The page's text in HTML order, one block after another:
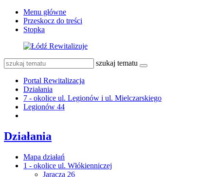
Menu główne
Przeskocz do treści
Stopka
szukaj tematu
Portal Rewitalizacja
Działania
7 - okolice ul. Legionów i ul. Mielczarskiego
Legionów 44
Działania
Mapa działań
1 - okolice ul. Włókienniczej
Jaracza 26